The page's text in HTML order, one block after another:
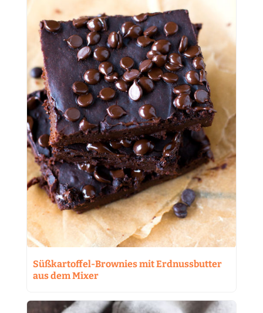
Süßkartoffel-Brownies mit Erdnussbutter
aus dem Mixer